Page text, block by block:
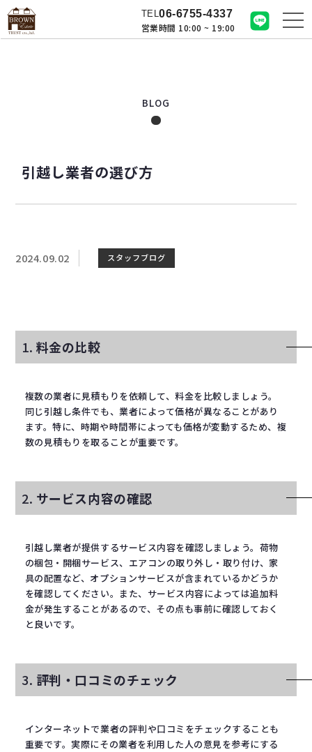
TEL06-6755-4337
営業時間 10:00 ~ 19:00
引越し業者の選び方
BLOG
2024.09.02 スタッフブログ
1. 料金の比較
複数の業者に見積もりを依頼して、料金を比較しましょう。
同じ引越し条件でも、業者によって価格が異なることがあり
ます。特に、時期や時間帯によっても価格が変動するため、複
数の見積もりを取ることが重要です。
2. サービス内容の確認
引越し業者が提供するサービス内容を確認しましょう。荷物
の梱包・開梱サービス、エアコンの取り外し・取り付け、家
具の配置など、オプションサービスが含まれているかどうか
を確認してください。また、サービス内容によっては追加料
金が発生することがあるので、その点も事前に確認しておく
と良いです。
3. 評判・口コミのチェック
インターネットで業者の評判や口コミをチェックすることも
重要です。実際にその業者を利用した人の意見を参考にする